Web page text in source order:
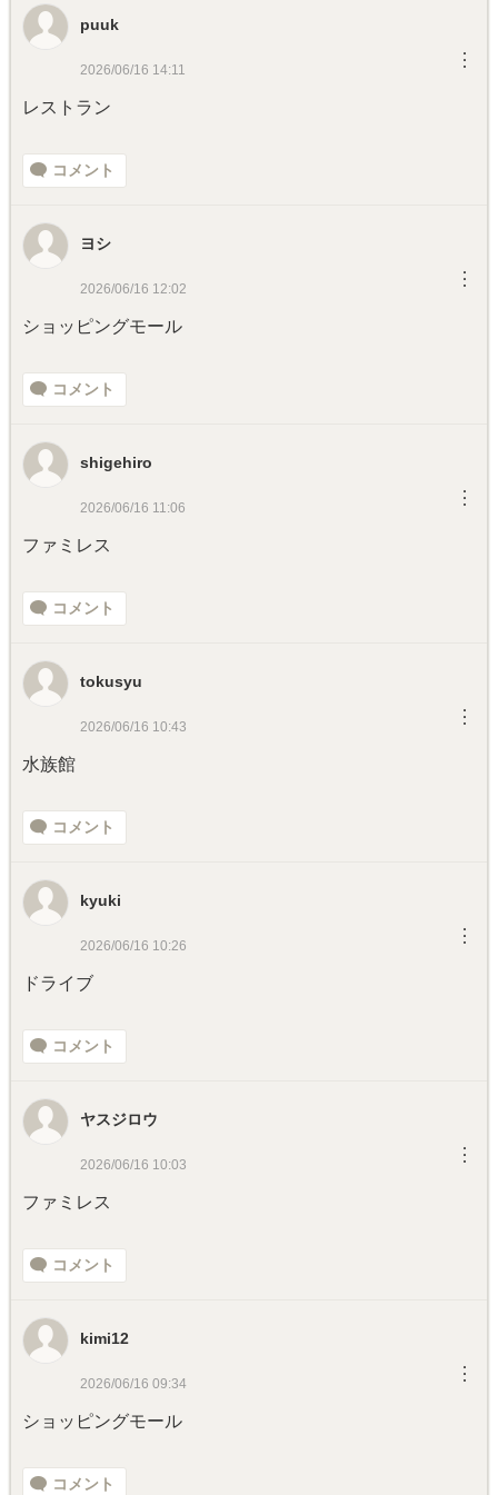
puuk
2026/06/16 14:11 ︙
レストラン
コメント
ヨシ
2026/06/16 12:02 ︙
ショッピングモール
コメント
shigehiro
2026/06/16 11:06 ︙
ファミレス
コメント
tokusyu
2026/06/16 10:43 ︙
水族館
コメント
kyuki
2026/06/16 10:26 ︙
ドライブ
コメント
ヤスジロウ
2026/06/16 10:03 ︙
ファミレス
コメント
kimi12
2026/06/16 09:34 ︙
ショッピングモール
コメント